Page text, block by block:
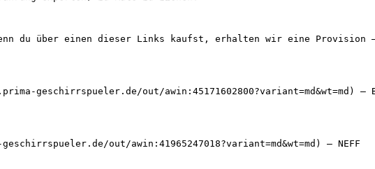
du über einen dieser Links kaufst, erhalten wir eine
geschirrspueler.de/out/awin:45171602800?variant=md&wt=md) —
out/awin:41965247018?variant=md&wt=md) — NEFF